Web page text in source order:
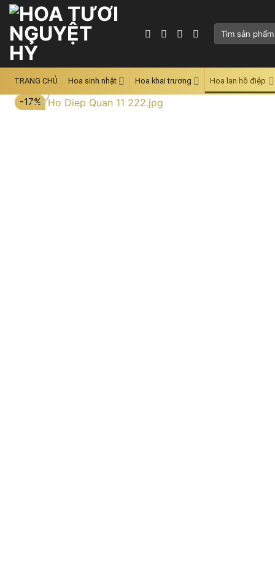
Skip
content
Tìm
TRANG CHỦ Hoa sinh nhật Hoa khai trương Hoa lan hồ điệp
-17%